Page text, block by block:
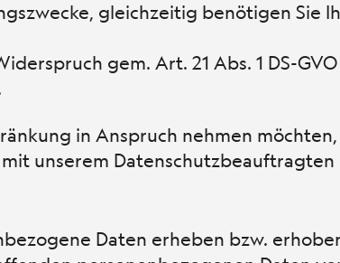
gleichzeitig benötigen Sie
gem. Art. 21 Abs. 1 DS-
in Anspruch nehmen
unserem Datenschutzbeauftragten
Daten erheben bzw.